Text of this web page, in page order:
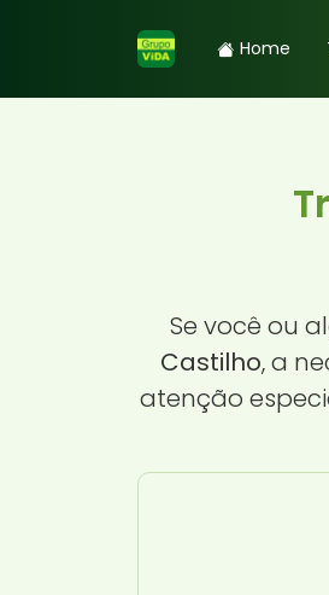
Home
Se você ou
Castilho, a
atenção